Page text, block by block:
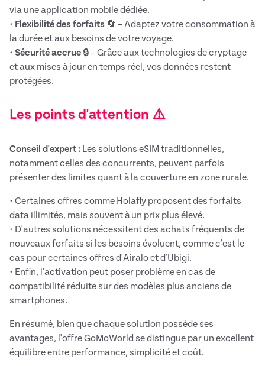
via une application mobile dédiée.
• Flexibilité des forfaits 🔄 – Adaptez votre consommation à
la durée et aux besoins de votre voyage.
• Sécurité accrue 🔒 – Grâce aux technologies de cryptage
et aux mises à jour en temps réel, vos données restent
protégées.
Les points d'attention ⚠️
Conseil d'expert : Les solutions eSIM traditionnelles,
notamment celles des concurrents, peuvent parfois
présenter des limites quant à la couverture en zone rurale.
• Certaines offres comme Holafly proposent des forfaits
data illimités, mais souvent à un prix plus élevé.
• D'autres solutions nécessitent des achats fréquents de
nouveaux forfaits si les besoins évoluent, comme c'est le
cas pour certaines offres d'Airalo et d'Ubigi.
• Enfin, l'activation peut poser problème en cas de
compatibilité réduite sur des modèles plus anciens de
smartphones.
En résumé, bien que chaque solution possède ses
avantages, l'offre GoMoWorld se distingue par un excellent
équilibre entre performance, simplicité et coût.